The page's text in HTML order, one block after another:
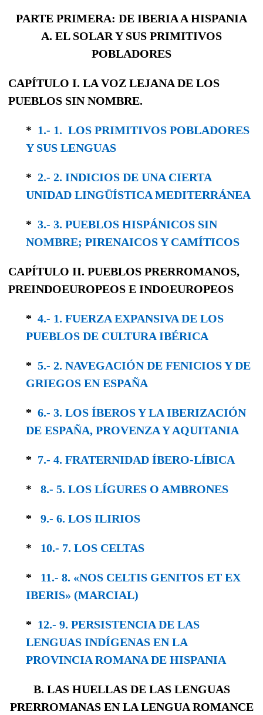
PARTE PRIMERA: DE IBERIA A HISPANIA
A. EL SOLAR Y SUS PRIMITIVOS
POBLADORES
CAPÍTULO I. LA VOZ LEJANA DE LOS
PUEBLOS SIN NOMBRE.
* 1.- 1. LOS PRIMITIVOS POBLADORES
Y SUS LENGUAS
* 2.- 2. INDICIOS DE UNA CIERTA
UNIDAD LINGÜÍSTICA MEDITERRÁNEA
* 3.- 3. PUEBLOS HISPÁNICOS SIN
NOMBRE; PIRENAICOS Y CAMÍTICOS
CAPÍTULO II. PUEBLOS PRERROMANOS,
PREINDOEUROPEOS E INDOEUROPEOS
* 4.- 1. FUERZA EXPANSIVA DE LOS
PUEBLOS DE CULTURA IBÉRICA
* 5.- 2. NAVEGACIÓN DE FENICIOS Y DE
GRIEGOS EN ESPAÑA
* 6.- 3. LOS ÍBEROS Y LA IBERIZACIÓN
DE ESPAÑA, PROVENZA Y AQUITANIA
* 7.- 4. FRATERNIDAD ÍBERO-LÍBICA
* 8.- 5. LOS LÍGURES O AMBRONES
* 9.- 6. LOS ILIRIOS
* 10.- 7. LOS CELTAS
* 11.- 8. «NOS CELTIS GENITOS ET EX
IBERIS» (MARCIAL)
* 12.- 9. PERSISTENCIA DE LAS
LENGUAS IN­DÍGENAS EN LA
PROVINCIA ROMANA DE HISPANIA
B. LAS HUELLAS DE LAS LENGUAS
PRERROMANAS EN LA LENGUA ROMANCE